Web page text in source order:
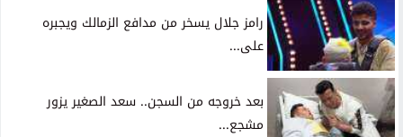
رامز جلال يسخر من مدافع الزمالك ويجبره
على...
بعد خروجه من السجن.. سعد الصغير يزور
مشجع...